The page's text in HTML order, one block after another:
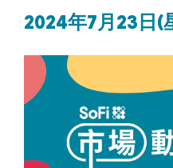
2024年7月23日(